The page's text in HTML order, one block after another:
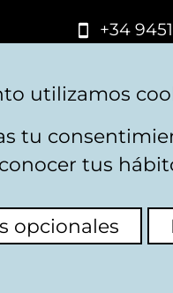
+34
Politica de cookies
utilizamos
tu
tus
opcionales